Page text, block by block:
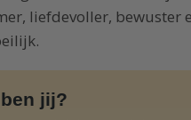
liefdevoller, bewuster
jij?